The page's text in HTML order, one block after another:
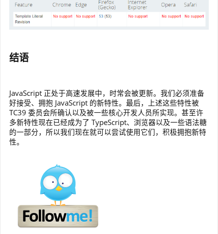
结语
JavaScript 正处于高速发展中，时常会被更新。我们必须准备
好接受、拥抱 JavaScript 的新特性。最后，上述这些特性被
TC39 委员会所确认以及被一些核心开发人员所实现。甚至许
多新特性现在已经成为了 TypeScript、浏览器以及一些语法糖
的一部分，所以我们现在就可以尝试使用它们，积极拥抱新特
性。